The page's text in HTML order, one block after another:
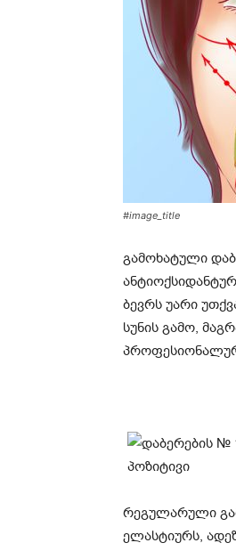
#image_title
გამოხატული
ბევრს უარი
სუნის გამო,
რეგულარული
ელასტიურს,